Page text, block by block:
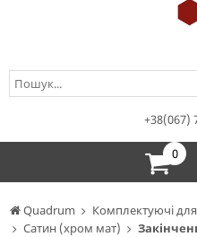
Quadrum
Комплектуючі
Сатин (хром мат)
+38(067)
0